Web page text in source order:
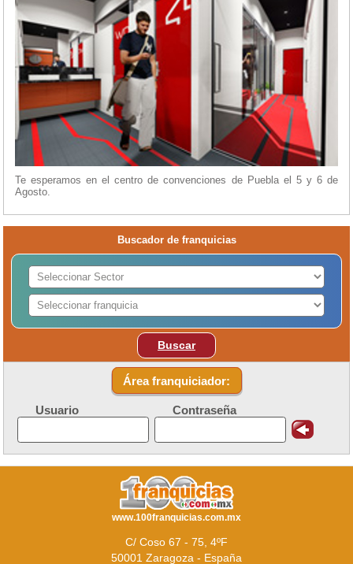
Te esperamos en el centro de convenciones de Puebla el 5 y 6 de
Agosto.
Buscador de franquicias
Buscar
Área franquiciador:
Usuario Contraseña
www.100franquicias.com.mx
C/ Coso 67 - 75, 4ºF
50001 Zaragoza - España